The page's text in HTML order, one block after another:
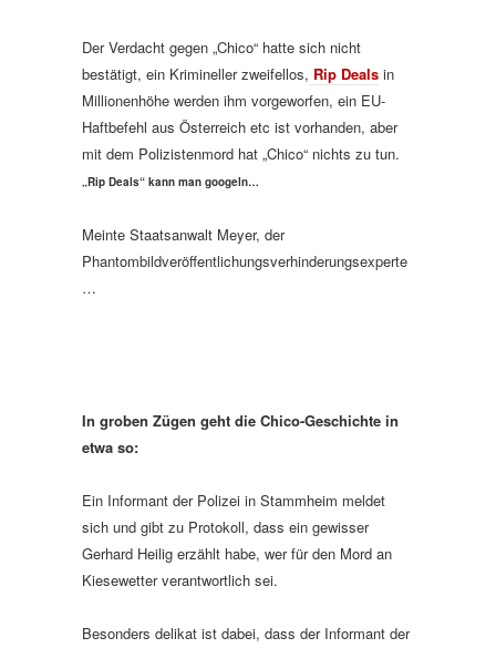
Der Verdacht gegen „Chico“ hatte sich nicht
bestätigt, ein Krimineller zweifellos, Rip Deals in
Millionenhöhe werden ihm vorgeworfen, ein EU-
Haftbefehl aus Österreich etc ist vorhanden, aber
mit dem Polizistenmord hat „Chico“ nichts zu tun.
„Rip Deals“ kann man googeln…
Meinte Staatsanwalt Meyer, der
Phantombildveröffentlichungsverhinderungsexperte
…
In groben Zügen geht die Chico-Geschichte in
etwa so:
Ein Informant der Polizei in Stammheim meldet
sich und gibt zu Protokoll, dass ein gewisser
Gerhard Heilig erzählt habe, wer für den Mord an
Kiesewetter verantwortlich sei.
Besonders delikat ist dabei, dass der Informant der